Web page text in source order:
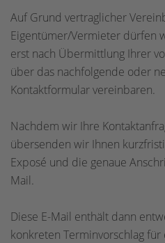
Auf Grund vertraglicher
Eigentümer/Vermieter dürfen
erst nach Übermittlung Ihrer
über das nachfolgende oder
Kontaktformular vereinbaren.
Nachdem wir Ihre
übersenden wir Ihnen
Exposé und die genaue
Mail.
Diese E-Mail enthält dann
konkreten Terminvorschlag